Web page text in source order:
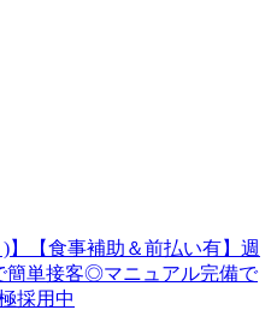
】【食事補助＆前払い有】週
簡単接客◎マニュアル完備で
採用中